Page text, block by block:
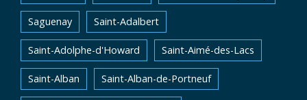
Saguenay Saint-Adalbert
Saint-Adolphe-d'Howard Saint-Aimé-des-Lacs
Saint-Alban Saint-Alban-de-Portneuf